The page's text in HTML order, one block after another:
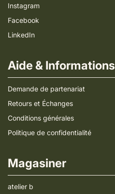
Instagram
Facebook
LinkedIn
Aide & Informations
Demande de partenariat
Retours et Échanges
Conditions générales
Politique de confidentialité
Magasiner
atelier b